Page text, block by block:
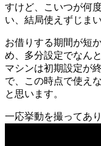
すけど、こいつが何
い、結局使えずじま
お借りする期間が短
め、多分設定でなん
マシンは初期設定が
で、この時点で使え
と思います。
一応挙動を撮ってあり